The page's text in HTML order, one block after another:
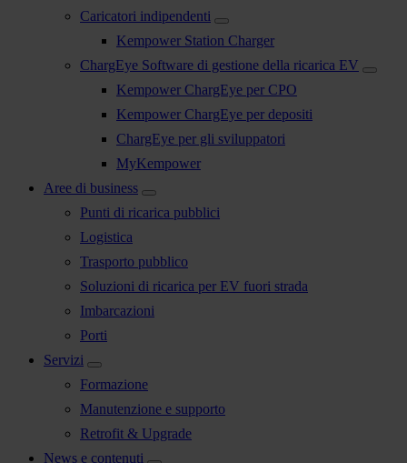
Caricatori indipendenti
Kempower Station Charger
ChargEye Software di gestione della ricarica EV
Kempower ChargEye per CPO
Kempower ChargEye per depositi
ChargEye per gli sviluppatori
MyKempower
Aree di business
Punti di ricarica pubblici
Logistica
Trasporto pubblico
Soluzioni di ricarica per EV fuori strada
Imbarcazioni
Porti
Servizi
Formazione
Manutenzione e supporto
Retrofit & Upgrade
News e contenuti